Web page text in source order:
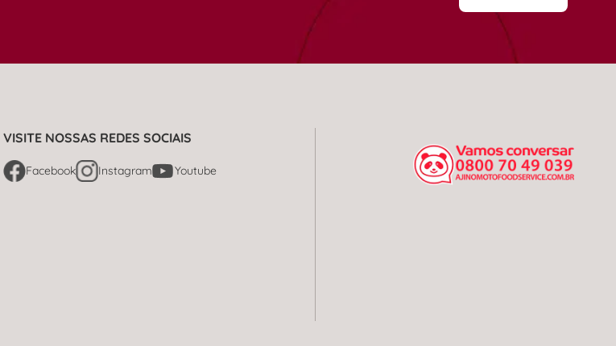
VISITE NOSSAS REDES SOCIAIS
Facebook Instagram Youtube